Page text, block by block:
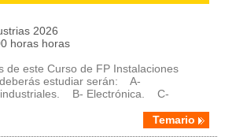
2026
horas horas
de este Curso de FP Instalaciones
estudiar serán: A-
industriales. B- Electrónica. C-
Temario